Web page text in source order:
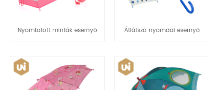
Nyomtatott minták esernyő Átlátszó nyomdai esernyő